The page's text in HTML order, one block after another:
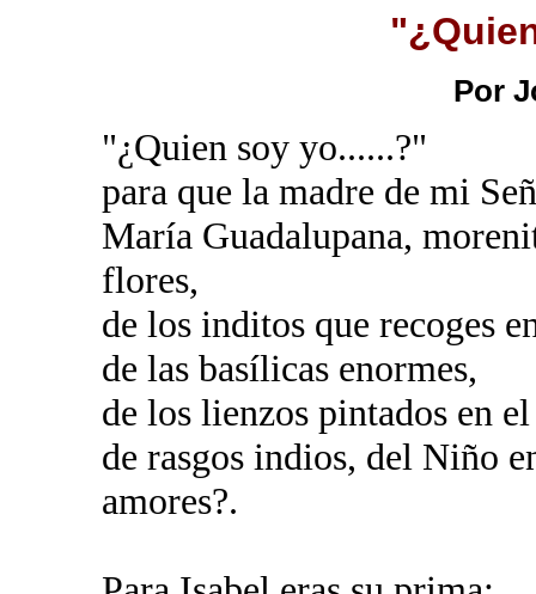
Por
"¿Quien soy yo......?"
para que la madre de mi
María Guadalupana,
flores,
de los inditos que recoges
de las basílicas enormes,
de los lienzos pintados en
de rasgos indios, del Niño
amores?.